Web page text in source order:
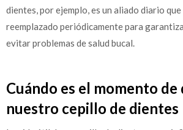
dientes, por ejemplo, es un aliado diario
reemplazado periódicamente para
evitar problemas de salud bucal.
Cuándo es el momento de
nuestro cepillo de dientes